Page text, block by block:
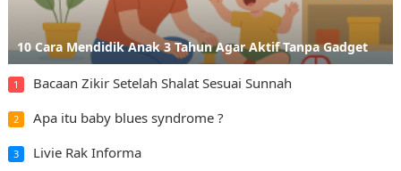
10 Cara Mendidik Anak 3 Tahun Agar Aktif Tanpa Gadget
1 Bacaan Zikir Setelah Shalat Sesuai Sunnah
2 Apa itu baby blues syndrome ?
3 Livie Rak Informa